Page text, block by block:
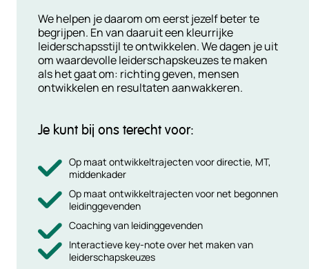
We helpen je daarom om eerst jezelf beter te
begrijpen. En van daaruit een kleurrijke
leiderschapsstijl te ontwikkelen. We dagen je uit
om waardevolle leiderschapskeuzes te maken
als het gaat om: richting geven, mensen
ontwikkelen en resultaten aanwakkeren.
Je kunt bij ons terecht voor:
Op maat ontwikkeltrajecten voor directie, MT,
middenkader
Op maat ontwikkeltrajecten voor net begonnen
leidinggevenden
Coaching van leidinggevenden
Interactieve key-note over het maken van
leiderschapskeuzes